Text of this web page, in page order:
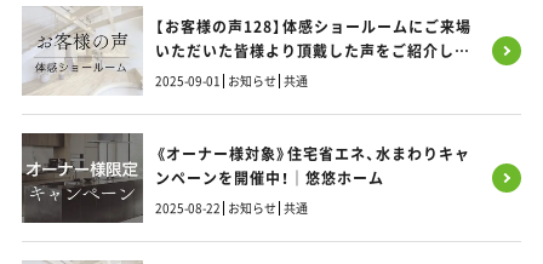
【お客様の声128】体感ショールームにご来場
いただいた皆様より頂戴した声をご紹介しま
す！
2025-09-01 お知らせ 共通
《オーナー様対象》住宅省エネ、水まわりキャ
ンペーンを開催中！｜悠悠ホーム
2025-08-22 お知らせ 共通